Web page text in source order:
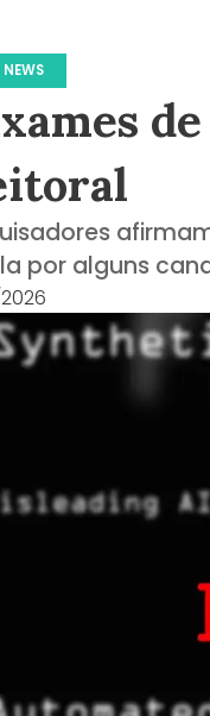
NEWS
por alguns